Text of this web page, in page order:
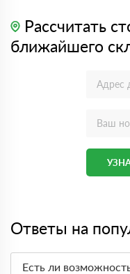
Рассчитать
ближайшего
Ответы на
Есть ли